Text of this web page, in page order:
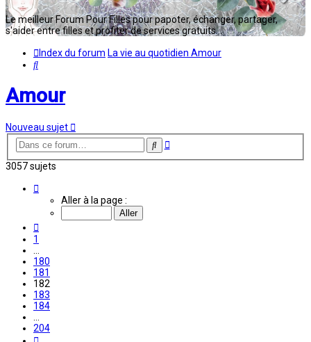
Le meilleur Forum Pour Filles pour papoter, échanger, partager,
s'aider entre filles et profiter de services gratuits...
Index du forum La vie au quotidien Amour
Rechercher
Amour
Nouveau sujet
Rechercher
Recherche
3057 sujets
182
Aller à la page :
1
180
181
182
183
184
204